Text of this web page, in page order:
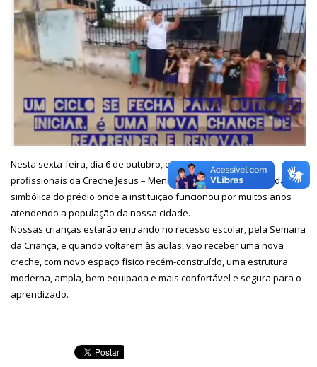
Nesta sexta-feira, dia 6 de outubro, os alunos e equipe de
profissionais da Creche Jesus – Menino fizeram uma despedida
simbólica do prédio onde a instituição funcionou por muitos anos
atendendo a população da nossa cidade.
Nossas crianças estarão entrando no recesso escolar, pela Semana
da Criança, e quando voltarem às aulas, vão receber uma nova
creche, com novo espaço físico recém-construído, uma estrutura
moderna, ampla, bem equipada e mais confortável e segura para o
aprendizado.